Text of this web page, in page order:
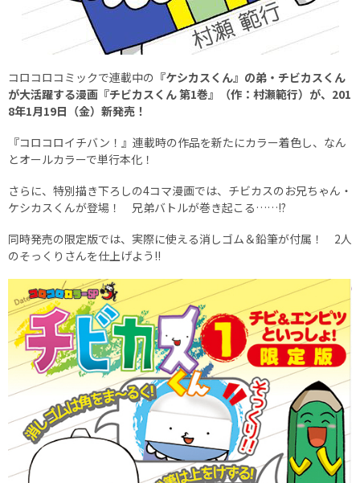
コロコロコミックで連載中の 『ケシカスくん』の弟・チビカスくん
が大活躍する漫画『チビカスくん 第1巻』（作：村瀬範行）が、201
8年1月19日（金）新発売！
『コロコロイチバン！』連載時の作品を新たにカラー着色し、なん
とオールカラーで単行本化！
さらに、特別描き下ろしの4コマ漫画では、チビカスのお兄ちゃん・
ケシカスくんが登場！ 兄弟バトルが巻き起こる……!?
同時発売の限定版では、実際に使える消しゴム＆鉛筆が付属！ 2人
のそっくりさんを仕上げよう!!